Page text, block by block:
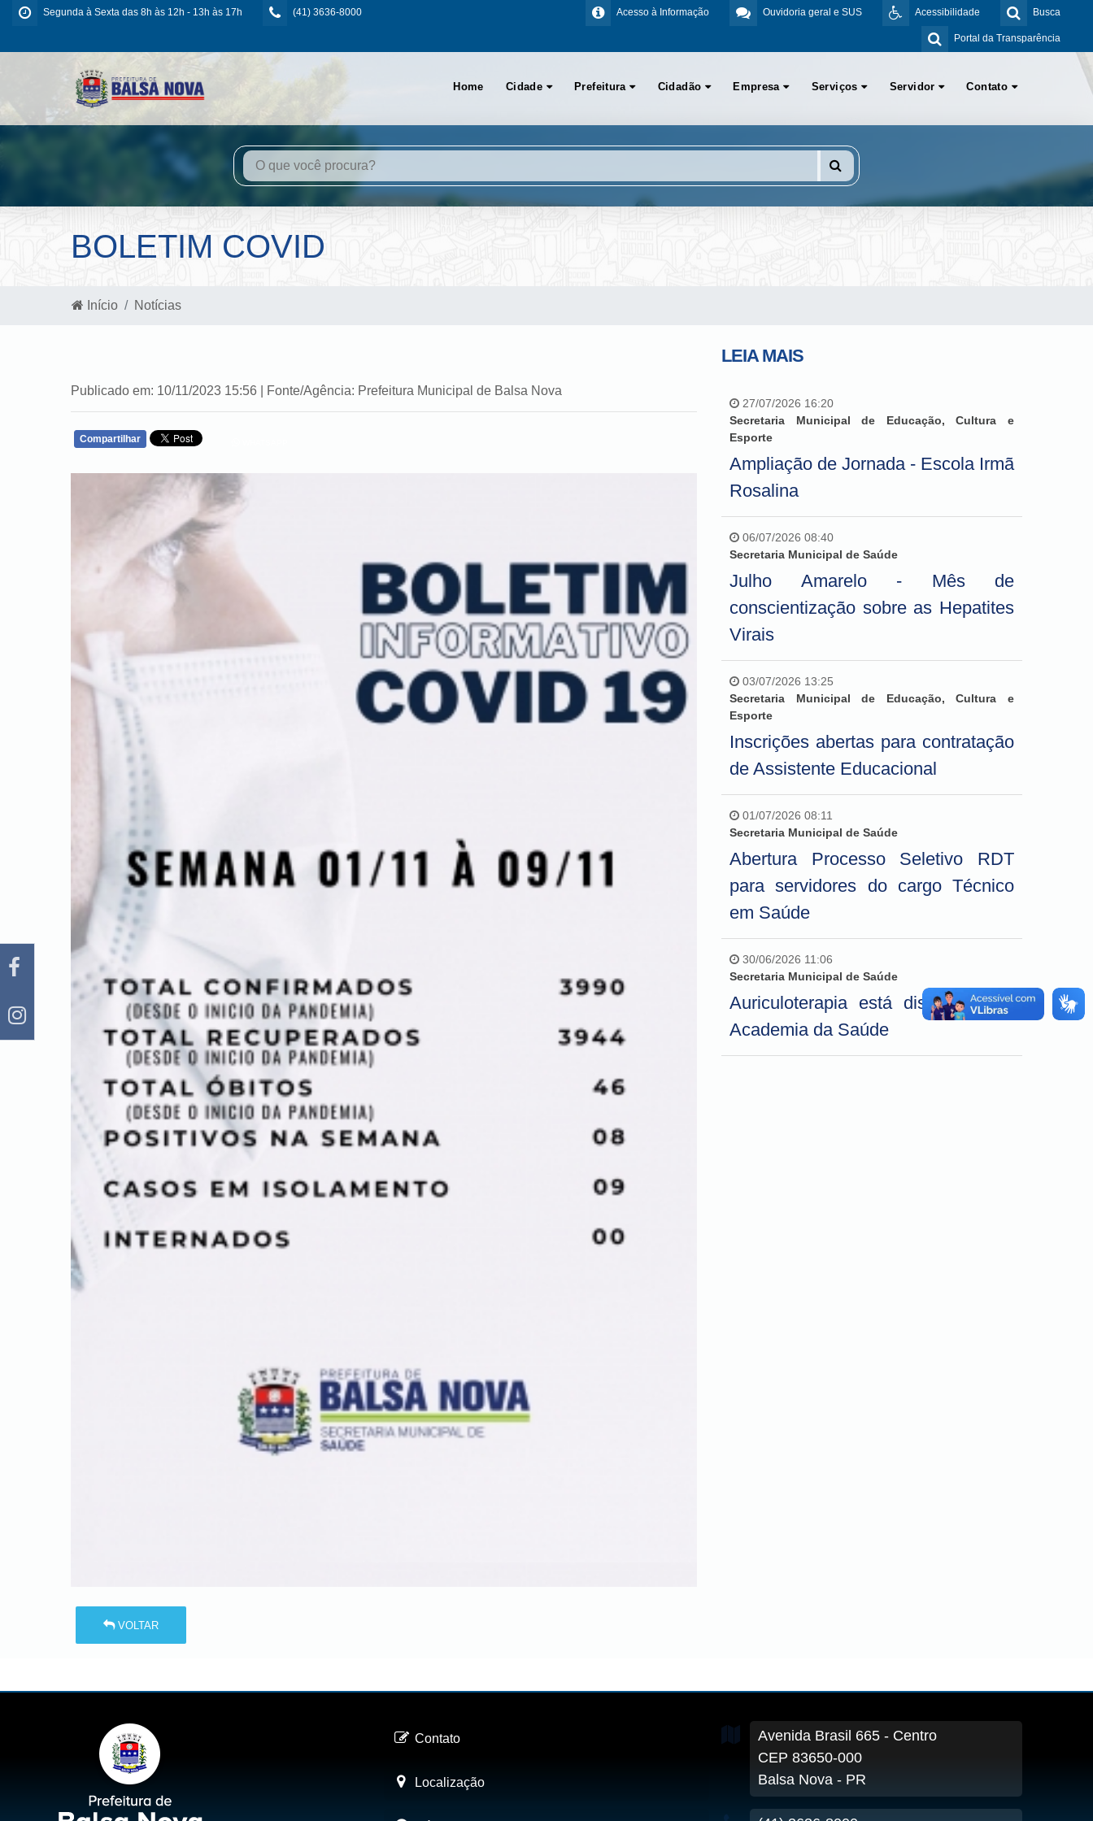
Segunda à Sexta das 8h às 12h - 13h às 17h (41) 3636-8000 Busca
Acessibilidade
Ouvidoria geral e SUS
Acesso à Informação
Portal da Transparência
Home Cidade Prefeitura Cidadão Empresa Serviços Servidor Contato
BOLETIM COVID
Início Notícias
Publicado em: 10/11/2023 15:56 | Fonte/Agência: Prefeitura Municipal de Balsa Nova
Compartilhar
VOLTAR
LEIA MAIS
27/07/2026 16:20
Secretaria Municipal de Educação, Cultura e
Esporte
Ampliação de Jornada - Escola Irmã
Rosalina
06/07/2026 08:40
Secretaria Municipal de Saúde
Julho Amarelo - Mês de
conscientização sobre as Hepatites
Virais
03/07/2026 13:25
Secretaria Municipal de Educação, Cultura e
Esporte
Inscrições abertas para contratação
de Assistente Educacional
01/07/2026 08:11
Secretaria Municipal de Saúde
Abertura Processo Seletivo RDT
para servidores do cargo Técnico
em Saúde
30/06/2026 11:06
Secretaria Municipal de Saúde
Auriculoterapia está disponível na
Academia da Saúde
Contato
Localização
Avenida Brasil 665 - Centro
CEP 83650-000
Balsa Nova - PR